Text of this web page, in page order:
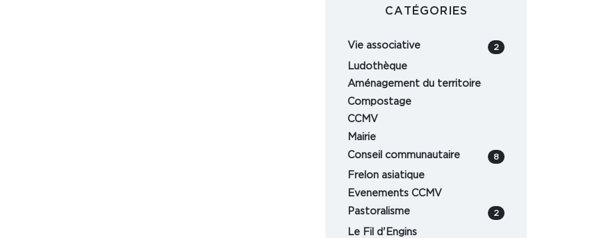
CATÉGORIES
Vie associative 2
Ludothèque
Aménagement du territoire
Compostage
CCMV
Mairie
Conseil communautaire
8
Frelon asiatique
Evenements CCMV
Pastoralisme
2
Le Fil d'Engins